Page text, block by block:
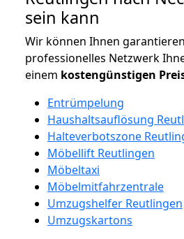
sein kann
Wir können Ihnen
professionelles Netzwerk
einem kostengünstigen
Entrümpelung
Haushaltsauflösung
Halteverbotszone
Möbellift Reutlingen
Möbeltaxi
Möbelmitfahrzentrale
Umzugshelfer Reutlingen
Umzugskartons